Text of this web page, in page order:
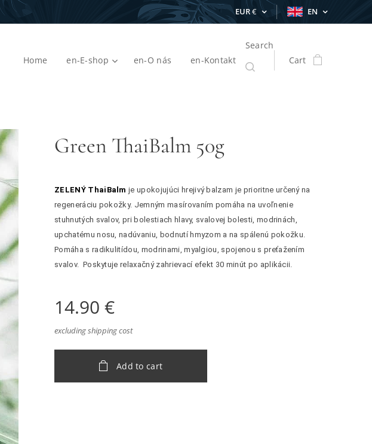
EUR€ EN
Home en-E-shop en-O nás en-Kontakt
Search
Cart
Green ThaiBalm 50g
ZELENÝ ThaiBalm je upokojujúci hrejivý balzam je prioritne určený na
regeneráciu pokožky. Jemným masírovaním pomáha na uvoľnenie
stuhnutých svalov, pri bolestiach hlavy, svalovej bolesti, modrinách,
upchatému nosu, nadúvaniu, bodnutí hmyzom a na spálenú pokožku.
Pomáha s radikulitídou, modrinami, myalgiou, spojenou s preťažením
svalov. Poskytuje relaxačný zahrievací efekt 30 minút po aplikácii.
14.90 €
excluding shipping cost
Add to cart